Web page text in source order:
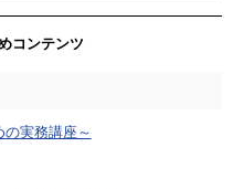
コンテンツ
実務講座～